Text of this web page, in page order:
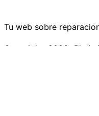
Tu web sobre
Copyright+2026+Rhein